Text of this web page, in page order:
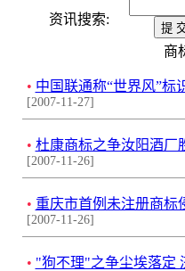
资讯搜索:
商
• 中国联通称“世界风”标
[2007-11-27]
• 杜康商标之争汝阳酒厂
[2007-11-26]
• 重庆市首例未注册商标
[2007-11-26]
• "狗不理"之争尘埃落定